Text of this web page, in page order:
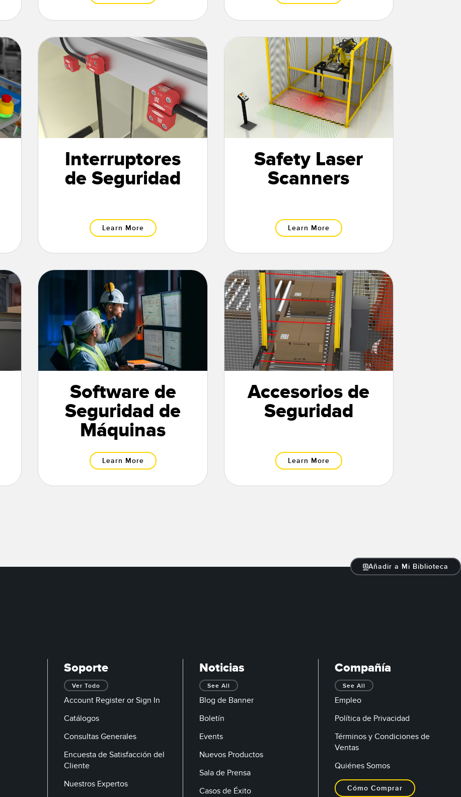
Interruptores
de Seguridad
Learn More
Safety Laser
Scanners
Learn More
Software de
Seguridad de
Máquinas
Learn More
Accesorios de
Seguridad
Learn More
Añadir a Mi Biblioteca
Soporte
Ver Todo
Account Register or Sign In
Catálogos
Consultas Generales
Encuesta de Satisfacción del
Cliente
Nuestros Expertos
Noticias
See All
Blog de Banner
Boletín
Events
Nuevos Productos
Sala de Prensa
Casos de Éxito
Compañía
See All
Empleo
Política de Privacidad
Términos y Condiciones de
Ventas
Quiénes Somos
Cómo Comprar